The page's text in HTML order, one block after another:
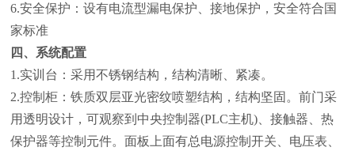
6.安全保护：设有电流型漏电保护、接地保护，安全符合国
家标准
四、系统配置
1.实训台：采用不锈钢结构，结构清晰、紧凑。
2.控制柜：铁质双层亚光密纹喷塑结构，结构坚固。前门采
用透明设计，可观察到中央控制器(PLC主机) 、接触器、热
保护器等控制元件。面板上面有总电源控制开关、电压表、